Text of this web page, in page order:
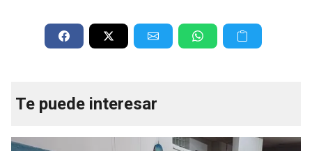
Te puede interesar